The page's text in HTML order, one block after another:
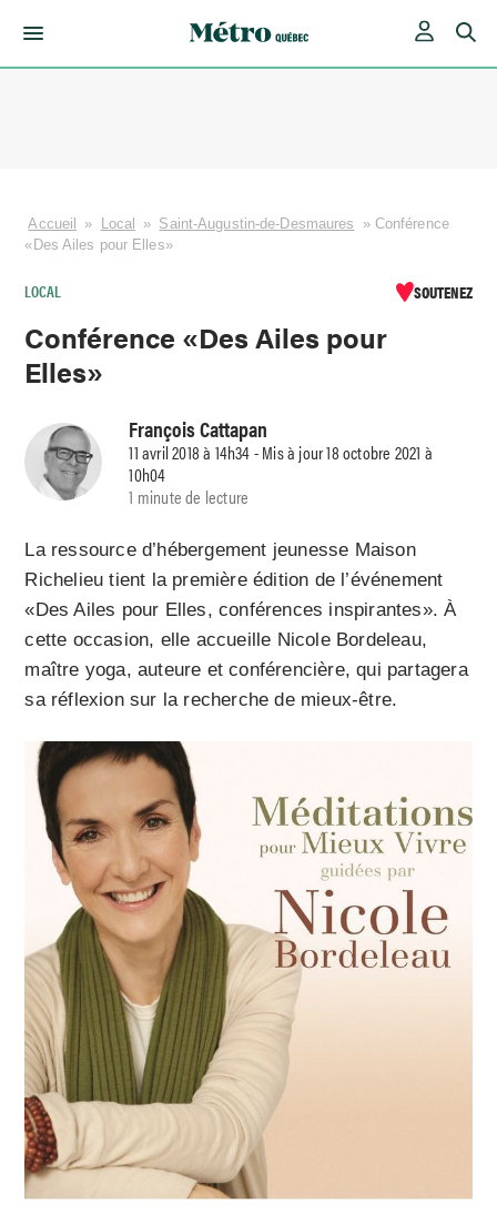
Accueil » Local » Saint-Augustin-de-Desmaures » Conférence
«Des Ailes pour Elles»
LOCAL SOUTENEZ
Conférence «Des Ailes pour
Elles»
François Cattapan
11 avril 2018 à 14h34 - Mis à jour 18 octobre 2021 à
10h04
1 minute de lecture
La ressource d’hébergement jeunesse Maison
Richelieu tient la première édition de l’événement
«Des Ailes pour Elles, conférences inspirantes». À
cette occasion, elle accueille Nicole Bordeleau,
maître yoga, auteure et conférencière, qui partagera
sa réflexion sur la recherche de mieux-être.